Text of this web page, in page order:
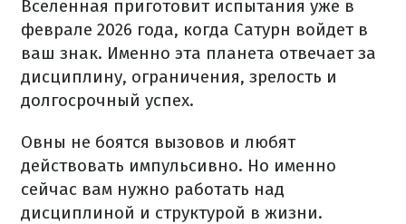
Вселенная приготовит испытания уже в
феврале 2026 года, когда Сатурн войдет в
ваш знак. Именно эта планета отвечает за
дисциплину, ограничения, зрелость и
долгосрочный успех.
Овны не боятся вызовов и любят
действовать импульсивно. Но именно
сейчас вам нужно работать над
дисциплиной и структурой в жизни.